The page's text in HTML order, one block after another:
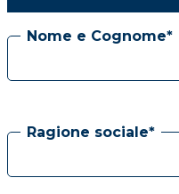
Nome e Cognome*
Ragione sociale*